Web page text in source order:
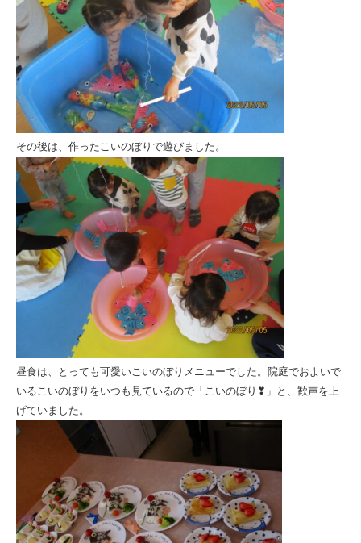
その後は、作ったこいのぼりで遊びました。
昼食は、とっても可愛いこいのぼりメニューでした。院庭でおよいで
いるこいのぼりをいつも見ているので「こいのぼり❣」と、歓声を上
げていました。